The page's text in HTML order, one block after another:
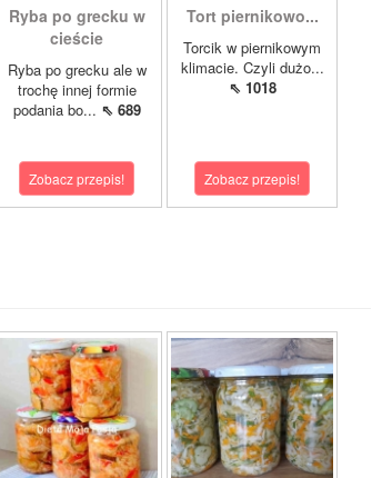
Ryba po grecku w
cieście
Ryba po grecku ale w
trochę innej formie
podania bo... ⇖ 689
Zobacz przepis!
Tort piernikowo...
Torcik w piernikowym
klimacie. Czyli dużo...
⇖ 1018
Zobacz przepis!